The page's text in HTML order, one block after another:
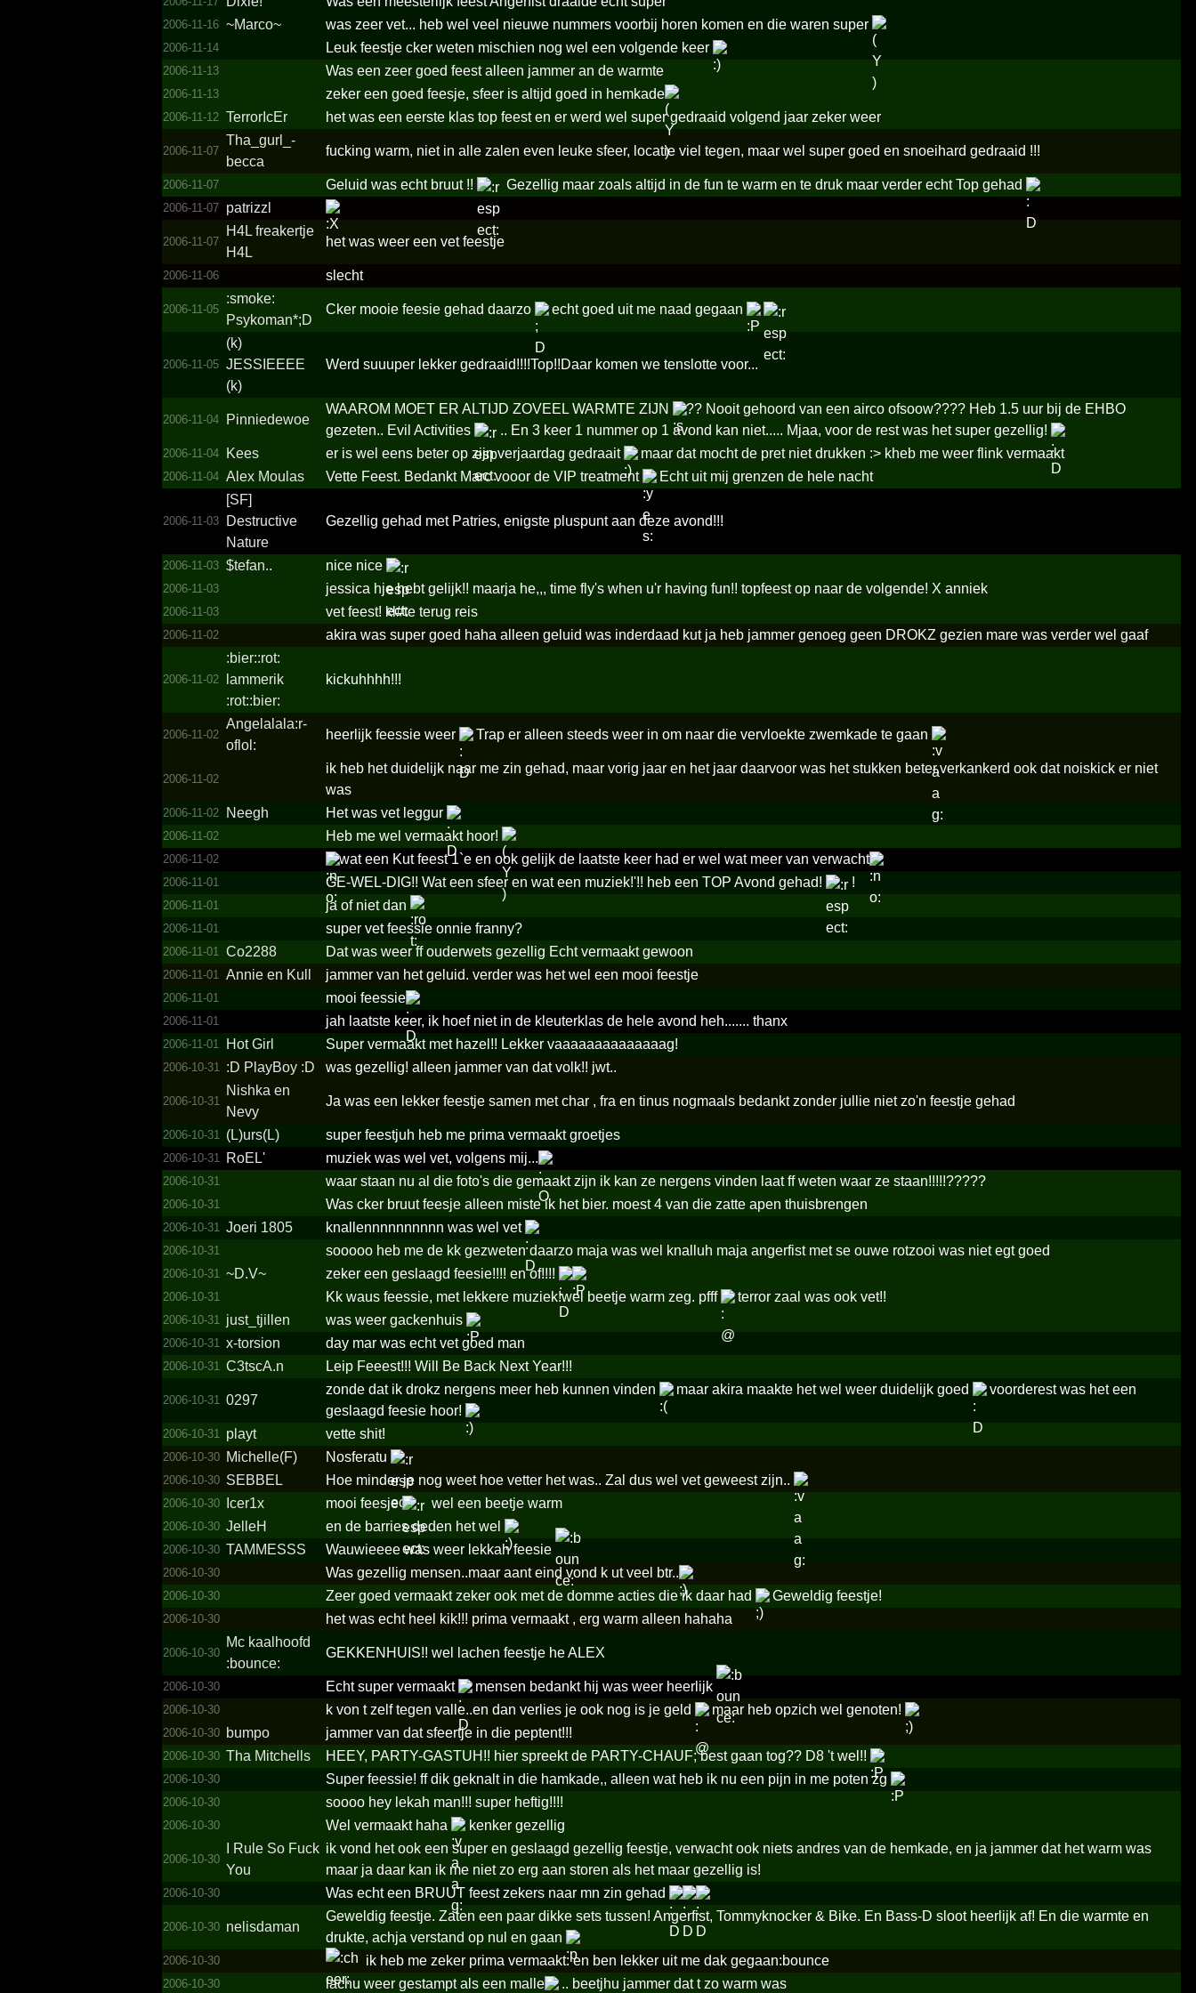
2006-11-16 ~Marco~ was zeer vet... heb wel veel nieuwe nummers voorbij horen komen en die waren super
2006-11-14 Leuk feestje cker weten mischien nog wel een volgende keer
2006-11-13 Was een zeer goed feest alleen jammer an de warmte
2006-11-13 zeker een goed feesje, sfeer is altijd goed in hemkade
2006-11-12 TerrorIcEr het was een eerste klas top feest en er werd wel super gedraaid volgend jaar zeker weer
2006-11-07
Tha_­gurl_­
becca
fucking warm, niet in alle zalen even leuke sfeer, locatie viel tegen, maar wel super goed en snoeihard gedraaid !!!
2006-11-07 Geluid was echt bruut !! Gezellig maar zoals altijd in de fun te warm en te druk maar verder echt Top gehad
2006-11-07 patrizzl
2006-11-07
H4L freakertje
H4L
het was weer een vet feestje
2006-11-06 slecht
2006-11-05
:smoke:
Psykoman*;­D
Cker mooie feesie gehad daarzo echt goed uit me naad gegaan
2006-11-05
(k)
JESSIEEEE
(k)
Werd suuuper lekker gedraaid!!!!Top!!Daar komen we tenslotte voor...
2006-11-04 Pinniedewoe
WAAROM MOET ER ALTIJD ZOVEEL WARMTE ZIJN
?? Nooit gehoord van een airco ofsoow???? Heb 1.5 uur bij de EHBO
gezeten.. Evil Activities
.. En 3 keer 1 nummer op 1 avond kan niet..... Mjaa, voor de rest was het super gezellig!
2006-11-04 Kees er is wel eens beter op zijn verjaardag gedraait maar dat mocht de pret niet drukken :> kheb me weer flink vermaakt
2006-11-04 Alex Moulas Vette Feest. Bedankt Marc vooor de VIP treatment Echt uit mij grenzen de hele nacht
2006-11-03
[SF]
Destructive
Nature
Gezellig gehad met Patries, enigste pluspunt aan deze avond!!!
2006-11-03 $tefan.. nice nice
2006-11-03 jessica hje hebt gelijk!! maarja he,,, time fly's when u'r having fun!! topfeest op naar de volgende! X anniek
2006-11-03 vet feest! kl#te terug reis
2006-11-02 akira was super goed haha alleen geluid was inderdaad kut ja heb jammer genoeg geen DROKZ gezien mare was verder wel gaaf
2006-11-02
:bier::rot:
lammerik
:rot::bier:
kickuhhhh!!!
2006-11-02
Angela­lala:r­
oflol:
heerlijk feessie weer Trap er alleen steeds weer in om naar die vervloekte zwemkade te gaan
2006-11-02
ik heb het duidelijk naar me zin gehad, maar vorig jaar en het jaar daarvoor was het stukken beter.verkankerd ook dat noiskick er niet
was
2006-11-02 Neegh Het was vet leggur
2006-11-02 Heb me wel vermaakt hoor!
2006-11-02 wat een Kut feest 1`e en ook gelijk de laatste keer had er wel wat meer van verwacht
2006-11-01 GE-WEL-DIG!! Wat een sfeer en wat een muziek!'!! heb een TOP Avond gehad! !
2006-11-01 ja of niet dan
2006-11-01 super vet feessie onnie franny?
2006-11-01 Co2288 Dat was weer ff ouderwets gezellig Echt vermaakt gewoon
2006-11-01 Annie en Kull jammer van het geluid. verder was het wel een mooi feestje
2006-11-01 mooi feessie
2006-11-01 jah laatste keer, ik hoef niet in de kleuterklas de hele avond heh....... thanx
2006-11-01 Hot Girl Super vermaakt met hazel!! Lekker vaaaaaaaaaaaaaag!
2006-10-31 :D PlayBoy :D was gezellig! alleen jammer van dat volk!! jwt..
2006-10-31
Nishka en
Nevy
Ja was een lekker feestje samen met char , fra en tinus nogmaals bedankt zonder jullie niet zo'n feestje gehad
2006-10-31 (L)urs(L) super feestjuh heb me prima vermaakt groetjes
2006-10-31 RoEL' muziek was wel vet, volgens mij...
2006-10-31 waar staan nu al die foto's die gemaakt zijn ik kan ze nergens vinden laat ff weten waar ze staan!!!!!?????
2006-10-31 Was cker bruut feesje alleen miste ik het bier. moest 4 van die zatte apen thuisbrengen
2006-10-31 Joeri 1805 knallennnnnnnnnn was wel vet
2006-10-31 sooooo heb me de kk gezweten daarzo maja was wel knalluh maja angerfist met se ouwe rotzooi was niet egt goed
2006-10-31 ~D.V~ zeker een geslaagd feesie!!!! en of!!!!
2006-10-31 Kk waus feessie, met lekkere muziek!wel beetje warm zeg. pfff terror zaal was ook vet!!
2006-10-31 just_tjillen was weer gackenhuis
2006-10-31 x-torsion day mar was echt vet goed man
2006-10-31 C3tscA.n Leip Feeest!!! Will Be Back Next Year!!!
2006-10-31 0297
zonde dat ik drokz nergens meer heb kunnen vinden maar akira maakte het wel weer duidelijk goed
voorderest was het een
geslaagd feesie hoor!
2006-10-31 playt vette shit!
2006-10-30 Michelle(F) Nosferatu
2006-10-30 SEBBEL Hoe minder je nog weet hoe vetter het was.. Zal dus wel vet geweest zijn..
2006-10-30 Icer1x mooi feesje wel een beetje warm
2006-10-30 JelleH en de barries deden het wel
2006-10-30 TAMMESSS Wauwieeee was weer lekkah feesie
2006-10-30 Was gezellig mensen..maar aant eind vond k ut veel btr..
2006-10-30 Zeer goed vermaakt zeker ook met de domme acties die ik daar had Geweldig feestje!
2006-10-30 het was echt heel kik!!! prima vermaakt , erg warm alleen hahaha
2006-10-30
Mc kaalhoofd
:bounce:
GEKKENHUIS!! wel lachen feestje he ALEX
2006-10-30 Echt super vermaakt mensen bedankt hij was weer heerlijk
2006-10-30 k von t zelf tegen valle..en dan verlies je ook nog is je geld maar heb opzich wel genoten!
2006-10-30 bumpo jammer van dat sfeertje in die peptent!!!
2006-10-30 Tha Mitchells HEEY, PARTY-GASTUH!! hier spreekt de PARTY-CHAUF; best gaan tog?? D8 't wel!!
2006-10-30 Super feessie! ff dik geknalt in die hamkade,, all­een wat heb ik nu een pijn in me poten zg
2006-10-30 soooo hey lekah man!!! super heftig!!!!
2006-10-30 Wel vermaakt haha kenker gezellig
2006-10-30
I Rule So Fuck
You
ik vond het ook een super en geslaagd gezellig feestje, verwacht ook niets andres van de hemkade, en ja jammer dat het warm was
maar ja daar kan ik me niet zo erg aan storen als het maar gezellig is!
2006-10-30 Was echt een BRUUT feest zekers naar mn zin gehad
2006-10-30 nelisdaman
Geweldig feestje. Zaten een paar dikke sets tussen! Angerfist, Tommyknocker & Bike. En Bass-D sloot heerlijk af! En die warmte en
drukte, achja verstand op nul en gaan
2006-10-30 ik heb me zeker prima vermaakt. en ben lekker uit me dak gegaan:bounce
2006-10-30 lachu weer gestampt als een malle .. beetjhu jammer dat t zo warm was